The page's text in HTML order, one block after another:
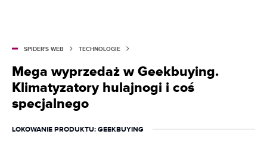
SPIDER'S WEB TECHNOLOGIE
Mega wyprzedaż w Geekbuying.
Klimatyzatory hulajnogi i coś
specjalnego
LOKOWANIE PRODUKTU: GEEKBUYING